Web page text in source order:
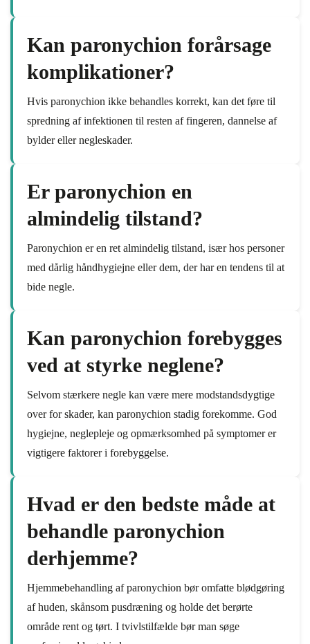
Kan paronychion forårsage
komplikationer?
Hvis paronychion ikke behandles korrekt, kan det føre til
spredning af infektionen til resten af fingeren, dannelse af
bylder eller negleskader.
Er paronychion en
almindelig tilstand?
Paronychion er en ret almindelig tilstand, især hos personer
med dårlig håndhygiejne eller dem, der har en tendens til at
bide negle.
Kan paronychion forebygges
ved at styrke neglene?
Selvom stærkere negle kan være mere modstandsdygtige
over for skader, kan paronychion stadig forekomme. God
hygiejne, neglepleje og opmærksomhed på symptomer er
vigtigere faktorer i forebyggelse.
Hvad er den bedste måde at
behandle paronychion
derhjemme?
Hjemmebehandling af paronychion bør omfatte blødgøring
af huden, skånsom pusdræning og holde det berørte
område rent og tørt. I tvivlstilfælde bør man søge